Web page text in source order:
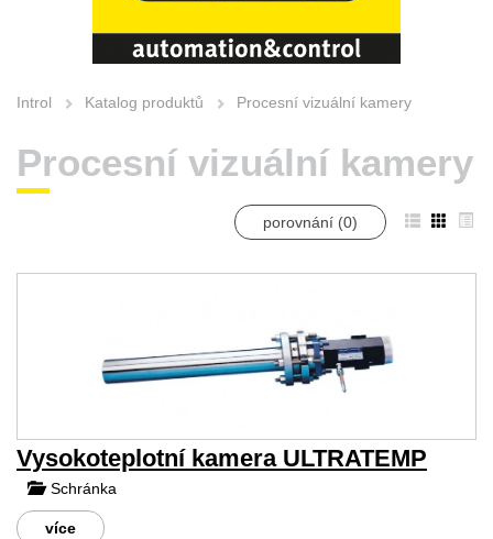
Introl Katalog produktů Procesní vizuální kamery
Procesní vizuální kamery
porovnání (0)
Vysokoteplotní kamera ULTRATEMP
Schránka
více